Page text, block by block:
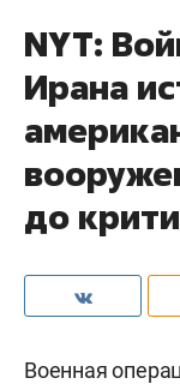
NYT:
Ирана
до
Военная